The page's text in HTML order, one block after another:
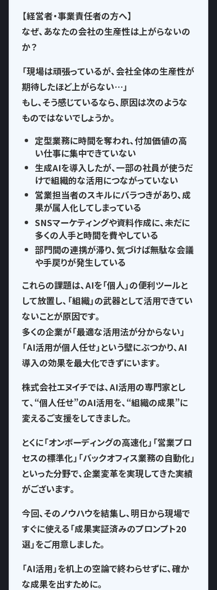
【経営者・事業責任者の方へ】
なぜ、あなたの会社の生産性は上がらないの
か？
「現場は頑張っているが、会社全体の生産性が
期待したほど上がらない…」
もし、そう感じているなら、原因は次のような
ものではないでしょうか。
定型業務に時間を奪われ、付加価値の高
い仕事に集中できていない
生成AIを導入したが、一部の社員が使うだ
けで組織的な活用につながっていない
営業担当者のスキルにバラつきがあり、成
果が属人化してしまっている
SNSマーケティングや資料作成に、未だに
多くの人手と時間を費やしている
部門間の連携が滞り、気づけば無駄な会議
や手戻りが発生している
これらの課題は、AIを「個人」の便利ツールと
して放置し、 「組織」の武器として活用できてい
ないことが原因です。
多くの企業が「最適な活用法が分からない」
「AI活用が個人任せ」という壁にぶつかり、AI
導入の効果を最大化できずにいます。
株式会社エヌイチでは、AI活用の専門家とし
て、“個人任せ”のAI活用を、“組織の成果”に
変えるご支援をしてきました。
とくに「オンボーディングの高速化」「営業プロ
セスの標準化」「バックオフィス業務の自動化」
といった分野で、企業変革を実現してきた実績
がございます。
今回、そのノウハウを結集し、明日から現場で
すぐに使える「成果実証済みのプロンプト20
選」をご用意しました。
「AI活用」を机上の空論で終わらせずに、確か
な成果を出すために。